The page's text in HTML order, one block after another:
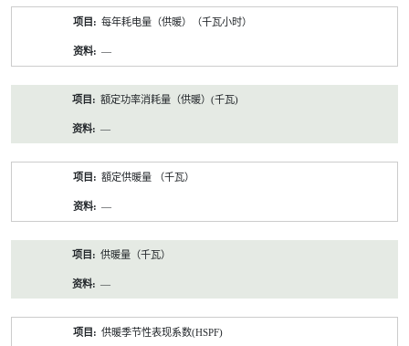
每年耗电量（供暖）（千瓦小时）
—
額定功率消耗量（供暖）(千瓦)
—
額定供暖量 （千瓦）
—
供暖量（千瓦）
—
供暖季节性表现系数(HSPF)